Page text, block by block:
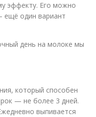
эффекту. Его можно
один вариант
день на молоке мы
который способен
— не более 3 дней.
выпивается